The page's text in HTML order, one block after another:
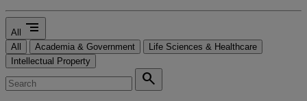
All segment
All Academia & Government
Life Sciences & Healthcare
Intellectual Property
search